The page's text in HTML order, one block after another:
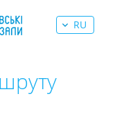
RU